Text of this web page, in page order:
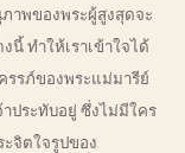
าพของพระผู้สูงสุดจะ
นี้ ทำให้เราเข้าใจได้
รรภ์ของพระแม่มารีย์
ประทับอยู่ ซึ่งไม่มีใคร
จิตใจรูปของ